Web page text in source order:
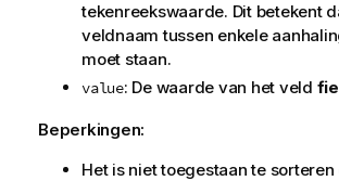
tekenreekswaarde. Dit betekent
veldnaam tussen enkele
moet staan.
value: De waarde van het veld
Beperkingen:
Het is niet toegestaan te